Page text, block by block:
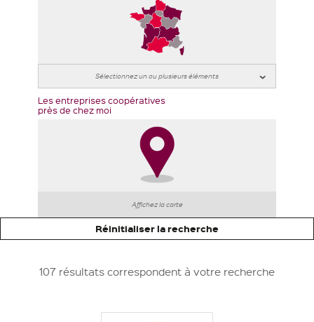
Les entreprises coopératives
près de chez moi
Affichez la carte
Réinitialiser la recherche
107 résultats correspondent à votre recherche